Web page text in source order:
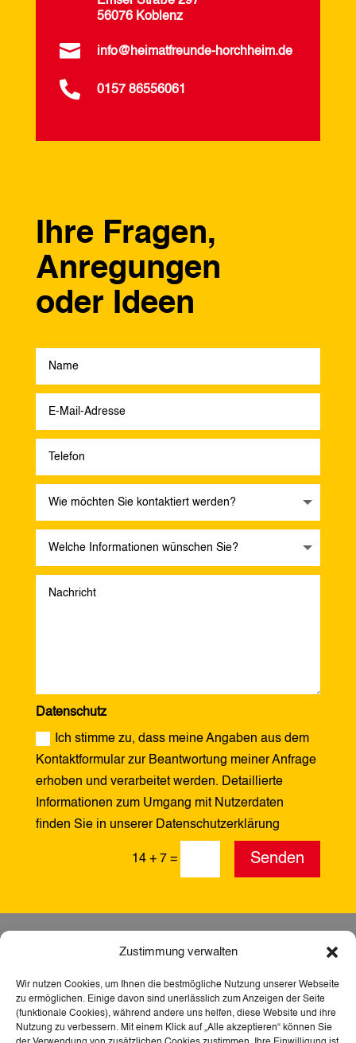
Zustimmung verwalten
Wir nutzen Cookies, um Ihnen die bestmögliche Nutzung unserer Webseite
zu ermöglichen. Einige davon sind unerlässlich zum Anzeigen der Seite
(funktionale Cookies), während andere uns helfen, diese Website und ihre
Nutzung zu verbessern. Mit einem Klick auf „Alle akzeptieren“ können Sie
56076 Koblenz
 info@heimatfreunde-horchheim.de
 0157 86556061
Ihre Fragen,
Anregungen
oder Ideen
Datenschutz
Ich stimme zu, dass meine Angaben aus dem
Kontaktformular zur Beantwortung meiner Anfrage
erhoben und verarbeitet werden. Detaillierte
Informationen zum Umgang mit Nutzerdaten
finden Sie in unserer Datenschutzerklärung
14 + 7 = Senden